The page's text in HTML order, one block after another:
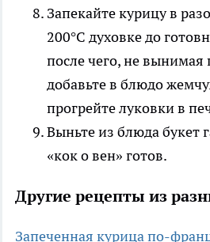
Запекайте курицу в
200°С духовке до
после чего, не вынимая
добавьте в блюдо
прогрейте луковки в
Выньте из блюда букет
«кок о вен» готов.
Другие рецепты из
Запеченная курица по-